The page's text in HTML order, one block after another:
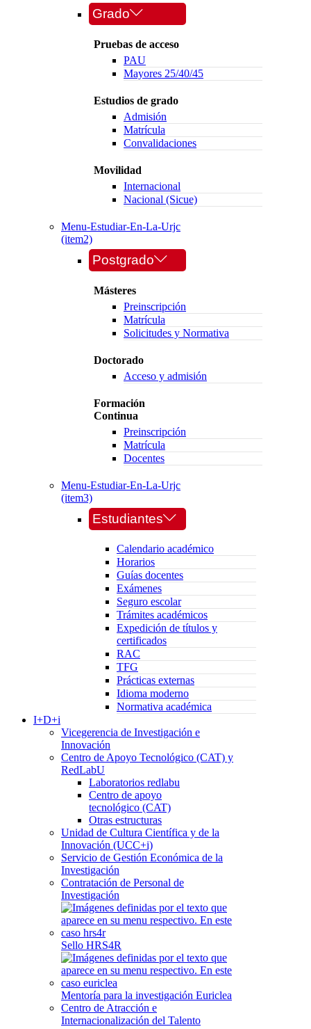
Grado
Pruebas de acceso
PAU
Mayores 25/40/45
Estudios de grado
Admisión
Matrícula
Convalidaciones
Movilidad
Internacional
Nacional (Sicue)
Menu-Estudiar-En-La-Urjc
(item2)
Postgrado
Másteres
Preinscripción
Matrícula
Solicitudes y Normativa
Doctorado
Acceso y admisión
Formación
Continua
Preinscripción
Matrícula
Docentes
Menu-Estudiar-En-La-Urjc
(item3)
Estudiantes
Calendario académico
Horarios
Guías docentes
Exámenes
Seguro escolar
Trámites académicos
Expedición de títulos y
certificados
RAC
TFG
Prácticas externas
Idioma moderno
Normativa académica
I+D+i
Vicegerencia de Investigación e
Innovación
Centro de Apoyo Tecnológico (CAT) y
RedLabU
Laboratorios redlabu
Centro de apoyo
tecnológico (CAT)
Otras estructuras
Unidad de Cultura Científica y de la
Innovación (UCC+i)
Servicio de Gestión Económica de la
Investigación
Contratación de Personal de
Investigación
Sello HRS4R
Mentoría para la investigación Euriclea
Centro de Atracción e
Internacionalización del Talento